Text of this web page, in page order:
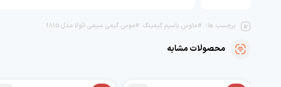
برچسب ها: #ماوس باسیم گیمینگ #موس گیمی سیمی آئولا مدل f815
محصولات مشابه